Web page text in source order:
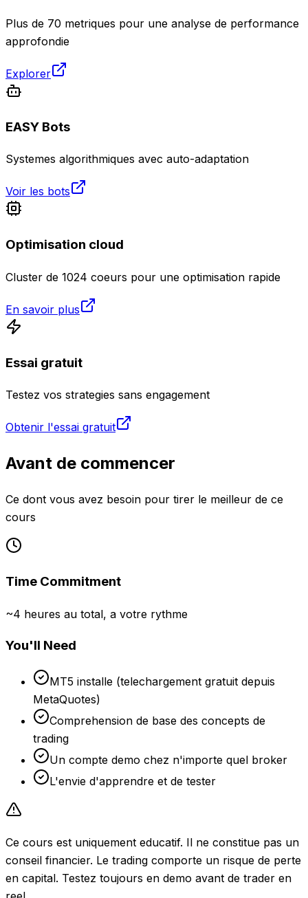
Plus de 70 metriques pour une analyse de performance
approfondie
Explorer
EASY Bots
Systemes algorithmiques avec auto-adaptation
Voir les bots
Optimisation cloud
Cluster de 1024 coeurs pour une optimisation rapide
En savoir plus
Essai gratuit
Testez vos strategies sans engagement
Obtenir l'essai gratuit
Avant de commencer
Ce dont vous avez besoin pour tirer le meilleur de ce
cours
Time Commitment
~4 heures au total, a votre rythme
You'll Need
MT5 installe (telechargement gratuit depuis
MetaQuotes)
Comprehension de base des concepts de
trading
Un compte demo chez n'importe quel broker
L'envie d'apprendre et de tester
Ce cours est uniquement educatif. Il ne constitue pas un
conseil financier. Le trading comporte un risque de perte
en capital. Testez toujours en demo avant de trader en